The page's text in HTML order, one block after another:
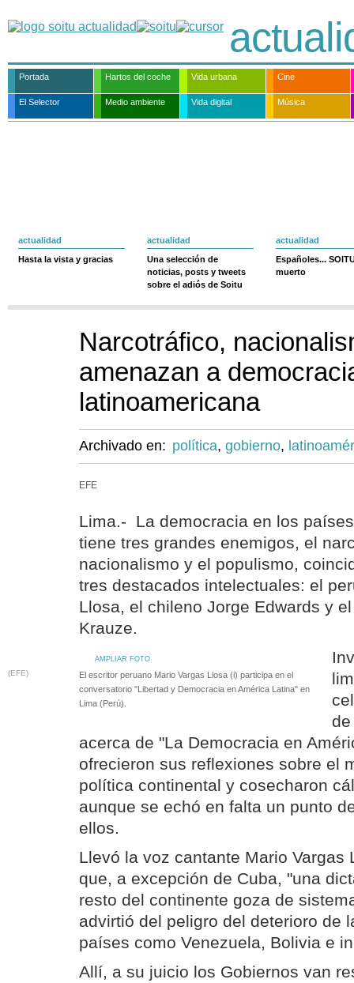
Portada Hartos del coche Vida urbana Cine
El Selector Medio ambiente Vida digital Música
actualidad
Hasta la vista y gracias
actualidad
Una selección de
noticias, posts y tweets
sobre el adiós de Soitu
actualidad
Españoles...
muerto
Narcotráfico,
amenazan a
latinoamericana
Archivado en: política, gobierno,
EFE
Lima.- La democracia en los
tiene tres grandes enemigos, el
nacionalismo y el populismo,
tres destacados intelectuales: el
Llosa, el chileno Jorge Edwards y
Krauze.
AMPLIAR FOTO
(EFE)
El escritor peruano Mario Vargas Llosa (i) participa en el
conversatorio "Libertad y Democracia en América Latina" en
Lima (Perú).
acerca de "La Democracia en
ofrecieron sus reflexiones sobre el
política continental y cosecharon
aunque se echó en falta un punto
ellos.
Llevó la voz cantante Mario Vargas
que, a excepción de Cuba, "una
resto del continente goza de
advirtió del peligro del deterioro de
países como Venezuela, Bolivia e
Allí, a su juicio los Gobiernos van